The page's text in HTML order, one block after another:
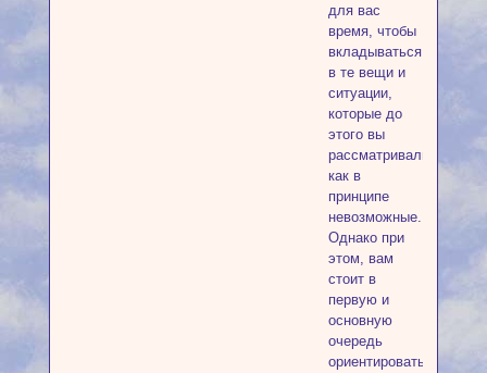
для вас
время, чтобы
вкладываться
в те вещи и
ситуации,
которые до
этого вы
рассматривали
как в
принципе
невозможные.
Однако при
этом, вам
стоит в
первую и
основную
очередь
ориентироваться